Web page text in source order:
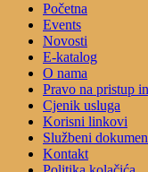
Početna
Events
Novosti
E-katalog
O nama
Pravo na pristup
Cjenik usluga
Korisni linkovi
Službeni
Kontakt